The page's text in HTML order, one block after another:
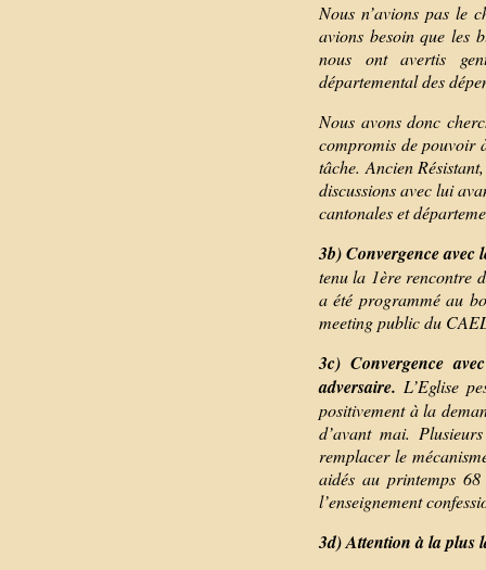
Nous n’avions pas le
avions besoin que les
nous ont avertis
départemental des
Nous avons donc
compromis de pouvoir
tâche. Ancien
discussions avec lui
cantonales et
3b) Convergence
tenu la 1ère rencontre
a été programmé au
meeting public du
3c) Convergence
adversaire. L’Eglise
positivement à la
d’avant mai.
remplacer le
aidés au printemps
l’enseignement
3d) Attention à la plus